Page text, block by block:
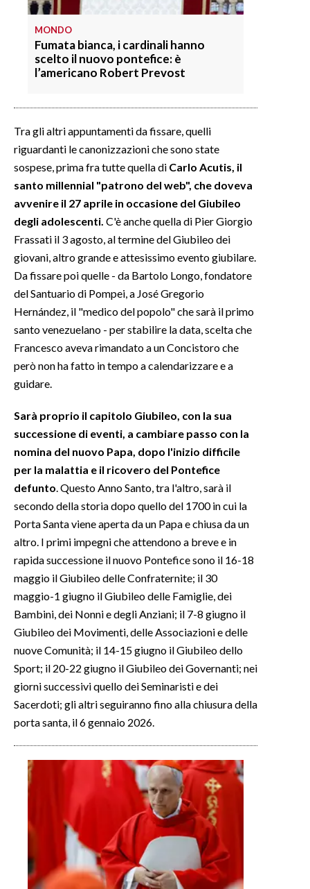
MONDO
Fumata bianca, i cardinali hanno
scelto il nuovo pontefice: è
l’americano Robert Prevost
Tra gli altri appuntamenti da fissare, quelli
riguardanti le canonizzazioni che sono state
sospese, prima fra tutte quella di Carlo Acutis, il
santo millennial "patrono del web", che doveva
avvenire il 27 aprile in occasione del Giubileo
degli adolescenti. C'è anche quella di Pier Giorgio
Frassati il 3 agosto, al termine del Giubileo dei
giovani, altro grande e attesissimo evento giubilare.
Da fissare poi quelle - da Bartolo Longo, fondatore
del Santuario di Pompei, a José Gregorio
Hernández, il "medico del popolo" che sarà il primo
santo venezuelano - per stabilire la data, scelta che
Francesco aveva rimandato a un Concistoro che
però non ha fatto in tempo a calendarizzare e a
guidare.
Sarà proprio il capitolo Giubileo, con la sua
successione di eventi, a cambiare passo con la
nomina del nuovo Papa, dopo l'inizio difficile
per la malattia e il ricovero del Pontefice
defunto. Questo Anno Santo, tra l'altro, sarà il
secondo della storia dopo quello del 1700 in cui la
Porta Santa viene aperta da un Papa e chiusa da un
altro. I primi impegni che attendono a breve e in
rapida successione il nuovo Pontefice sono il 16-18
maggio il Giubileo delle Confraternite; il 30
maggio-1 giugno il Giubileo delle Famiglie, dei
Bambini, dei Nonni e degli Anziani; il 7-8 giugno il
Giubileo dei Movimenti, delle Associazioni e delle
nuove Comunità; il 14-15 giugno il Giubileo dello
Sport; il 20-22 giugno il Giubileo dei Governanti; nei
giorni successivi quello dei Seminaristi e dei
Sacerdoti; gli altri seguiranno fino alla chiusura della
porta santa, il 6 gennaio 2026.